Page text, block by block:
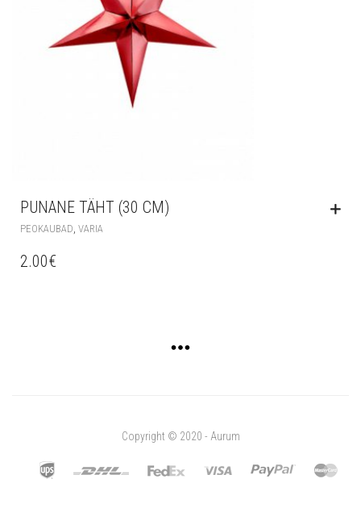
PUNANE TÄHT (30 CM)
PEOKAUBAD, VARIA
2.00€
Copyright © 2020 - Aurum